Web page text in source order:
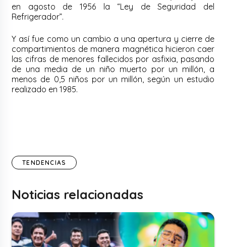
en agosto de 1956 la “Ley de Seguridad del
Refrigerador”.
Y así fue como un cambio a una apertura y cierre de
compartimientos de manera magnética hicieron caer
las cifras de menores fallecidos por asfixia, pasando
de una media de un niño muerto por un millón, a
menos de 0,5 niños por un millón, según un estudio
realizado en 1985.
TENDENCIAS
Noticias relacionadas